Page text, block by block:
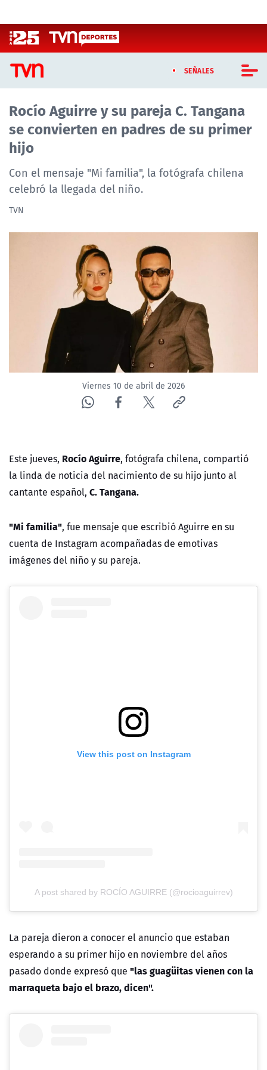
SEÑALES
CASTING MASTERCHEF CHILE
CASTING TVN VERTICAL
TVN VERTICAL
TVN PLAY
ACTUALIDAD Y TENDENCIAS
CORPORATIVO Y TRANSPARENCIA
CANAL DE DENUNCIAS
ÁREA DE PROYECTOS
Rocío Aguirre y su pareja C. Tangana
se convierten en padres de su primer
hijo
Con el mensaje "Mi familia", la fotógrafa chilena
celebró la llegada del niño.
TVN
Viernes 10 de abril de 2026
Este jueves, Rocío Aguirre, fotógrafa chilena, compartió
la linda de noticia del nacimiento de su hijo junto al
cantante español, C. Tangana.
"Mi familia", fue mensaje que escribió Aguirre en su
cuenta de Instagram acompañadas de emotivas
imágenes del niño y su pareja.
View this post on Instagram
A post shared by ROCÍO AGUIRRE (@rocioaguirrev)
La pareja dieron a conocer el anuncio que estaban
esperando a su primer hijo en noviembre del años
pasado donde expresó que "las guagüitas vienen con la
marraqueta bajo el brazo, dicen".